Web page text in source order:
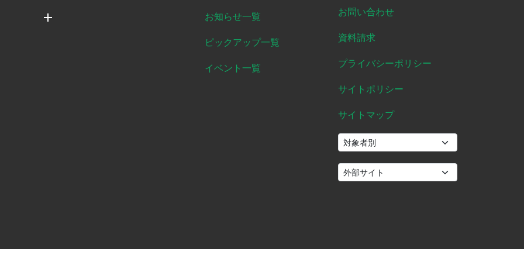
お知らせ一覧
ピックアップ一覧
イベント一覧
お問い合わせ
資料請求
プライバシーポリシー
サイトポリシー
サイトマップ